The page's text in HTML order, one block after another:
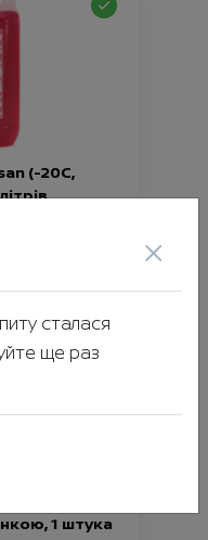
(-20С,
1 штука
×
сталася
ще раз